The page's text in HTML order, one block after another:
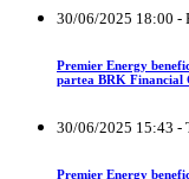
30/06/2025 18:00 -
Premier Energy
partea BRK Financial
30/06/2025 15:43 -
Premier Energy